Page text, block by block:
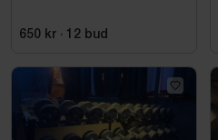
650 kr · 12 bud